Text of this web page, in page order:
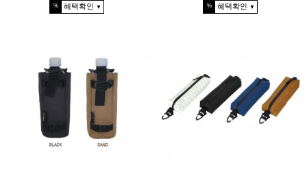
% 혜택확인 ▼ % 혜택확인 ▼